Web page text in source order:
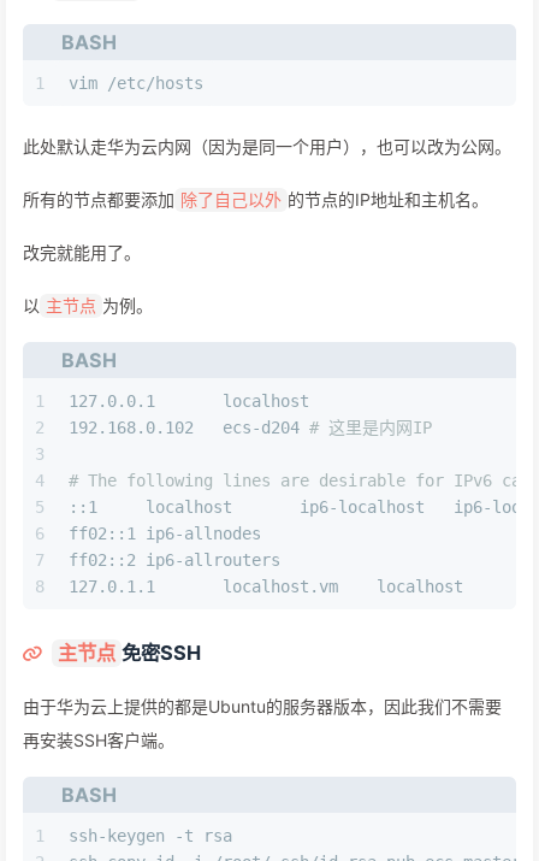
BASH
1 vim /etc/hosts
此处默认走华为云内网（因为是同一个用户），也可以改为公网。
所有的节点都要添加 除了自己以外 的节点的IP地址和主机名。
改完就能用了。
以 主节点 为例。
BASH
1
2
3
4
5
6
7
8
127.0.0.1       localhost
192.168.0.102   ecs-d204 # 这里是内网IP
# The following lines are desirable for IPv6
::1     localhost       ip6-localhost   ip6-
ff02::1 ip6-allnodes
ff02::2 ip6-allrouters
127.0.1.1       localhost.vm    localhost
主节点 免密SSH
由于华为云上提供的都是Ubuntu的服务器版本，因此我们不需要
再安装SSH客户端。
BASH
1
ssh-keygen -t rsa